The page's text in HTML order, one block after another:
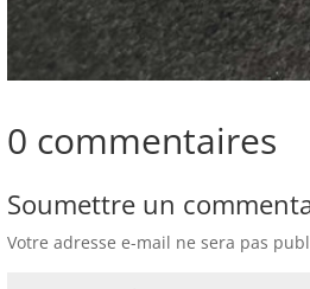
0 commentaires
Soumettre un
Votre adresse e-mail ne sera pas